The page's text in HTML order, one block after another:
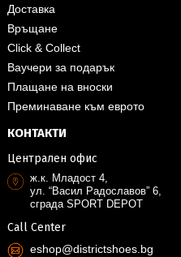
Доставка
Връщане
Click & Collect
Ваучери за подарък
Плащане на вноски
Преминаване към еврото
КОНТАКТИ
Централен офис
ж.к. Младост 4,
ул. “Васил Радославов” 6,
сграда SPORT DEPOT
Call Center
eshop@districtshoes.bg